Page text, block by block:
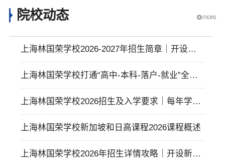
院校动态
上海林国荣学校2026-2027年招生简章｜开设新
加坡和日本方向课程
上海林国荣学校打通“高中-本科-落户-就业”全链
条｜中西融合&多元发展
上海林国荣学校2026招生及入学要求｜每年学费
多少？
上海林国荣学校新加坡和日高课程2026课程概述
上海林国荣学校2026年招生详情攻略｜开设新加